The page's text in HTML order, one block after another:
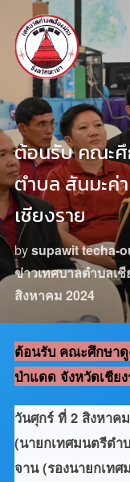
ต้อนรับ คณะศึ
ตำบล สันมะค่
เชียงราย
bysupawit techa-
ข่าวเทศบาลตำบลเ
สิงหาคม 2024
ต้อนรับ คณะศึกษาดู
ป่าแดด จังหวัดเชียง
วันศุกร์ ที่ 2 สิงหาค
(นายกเทศมนตรีตำ
จาน (รองนายกเท